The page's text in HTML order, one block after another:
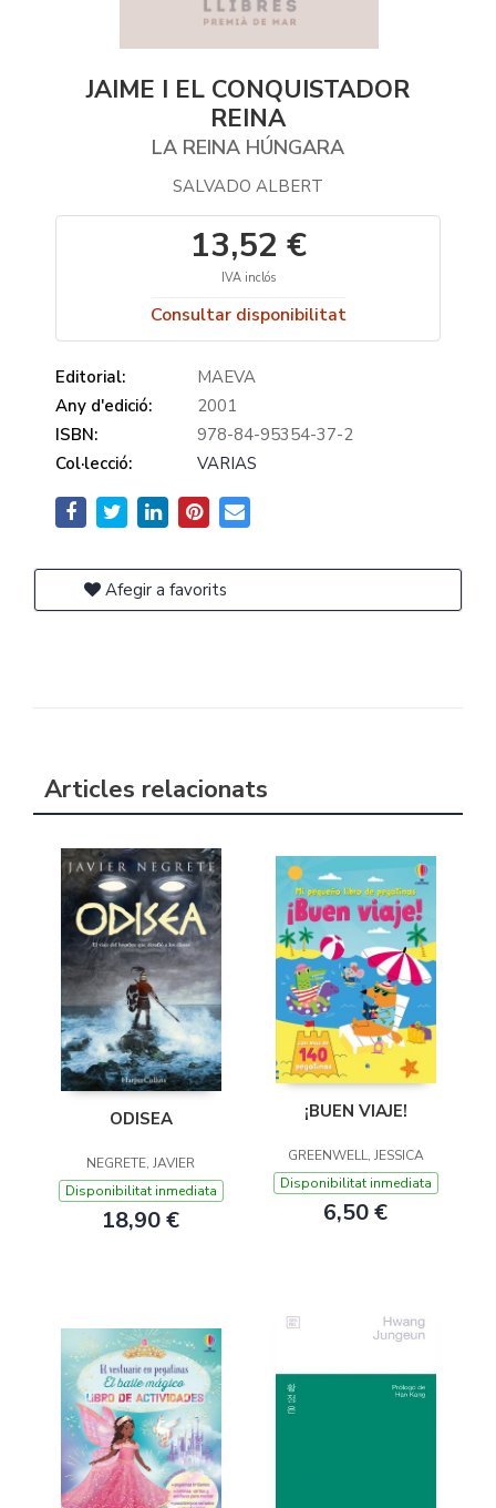
JAIME I EL CONQUISTADOR
REINA
LA REINA HÚNGARA
SALVADO ALBERT
13,52 €
IVA inclós
Consultar disponibilitat
Editorial:
MAEVA
Any d'edició:
2001
ISBN:
978-84-95354-37-2
Col·lecció:
VARIAS
Afegir a favorits
Articles relacionats
ODISEA
NEGRETE, JAVIER
Disponibilitat inmediata
18,90 €
¡BUEN VIAJE!
GREENWELL, JESSICA
Disponibilitat inmediata
6,50 €